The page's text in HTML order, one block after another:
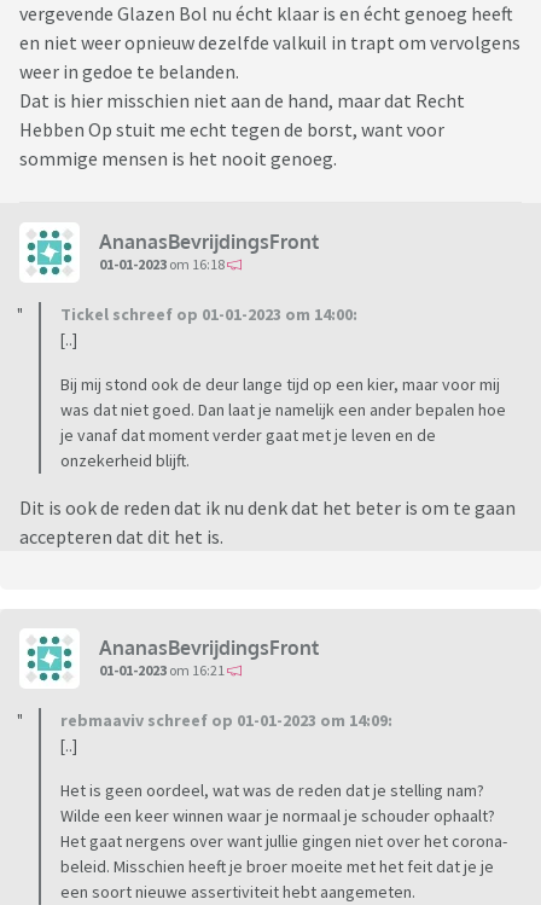
vergevende Glazen Bol nu écht klaar is en écht genoeg heeft
en niet weer opnieuw dezelfde valkuil in trapt om vervolgens
weer in gedoe te belanden.
Dat is hier misschien niet aan de hand, maar dat Recht
Hebben Op stuit me echt tegen de borst, want voor
sommige mensen is het nooit genoeg.
AnanasBevrijdingsFront
01-01-2023 om 16:18
Tickel schreef op 01-01-2023 om 14:00:
[..]
Bij mij stond ook de deur lange tijd op een kier, maar voor mij
was dat niet goed. Dan laat je namelijk een ander bepalen hoe
je vanaf dat moment verder gaat met je leven en de
onzekerheid blijft.
Dit is ook de reden dat ik nu denk dat het beter is om te gaan
accepteren dat dit het is.
AnanasBevrijdingsFront
01-01-2023 om 16:21
rebmaaviv schreef op 01-01-2023 om 14:09:
[..]
Het is geen oordeel, wat was de reden dat je stelling nam?
Wilde een keer winnen waar je normaal je schouder ophaalt?
Het gaat nergens over want jullie gingen niet over het corona-
beleid. Misschien heeft je broer moeite met het feit dat je je
een soort nieuwe assertiviteit hebt aangemeten.